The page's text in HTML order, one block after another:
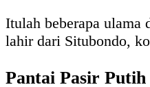
Itulah beberapa ulama
lahir dari Situbondo,
Pantai Pasir Putih